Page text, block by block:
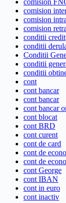
comision
comision
comision
comision
conditii credit
conditii
Conditii
conditii
conditii
cont
cont bancar
cont bancar
cont bancar
cont blocat
cont BRD
cont curent
cont de card
cont de
cont de
cont George
cont IBAN
cont in euro
cont inactiv